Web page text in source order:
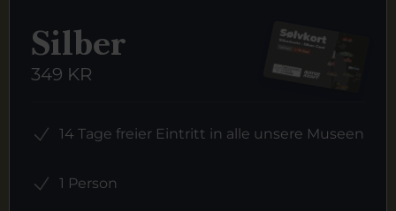
Silber
349 KR
14 Tage freier Eintritt in alle unsere Museen
1 Person